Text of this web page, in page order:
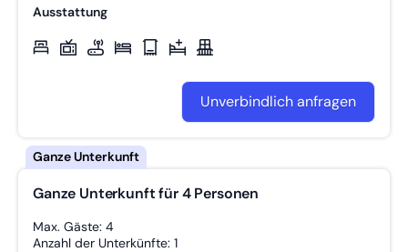
Ausstattung
Unverbindlich anfragen
Ganze Unterkunft für 4 Personen
Max. Gäste: 4
Anzahl der Unterkünfte: 1